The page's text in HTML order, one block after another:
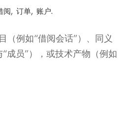
阅, 订单, 账户.
（例如“借阅会话”）、同义
成员”），或技术产物（例如